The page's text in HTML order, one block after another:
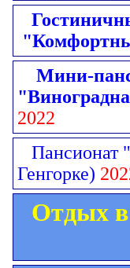
Мини-
2022
Пансионат
Генгорке)
Отдых в